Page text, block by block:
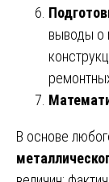
выводы о
В основе